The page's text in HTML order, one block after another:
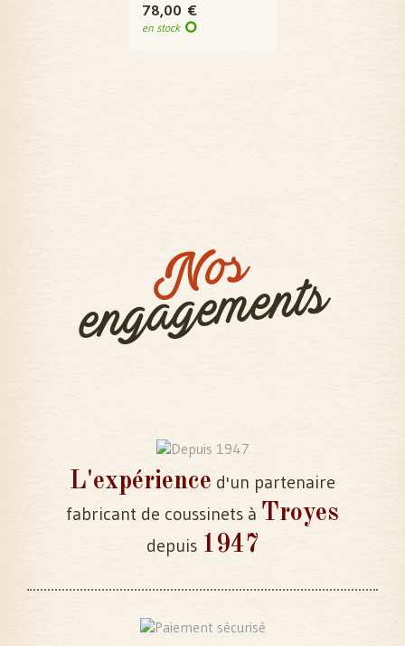
78,00 €
en stock
Nos
engagements
L'expérience d'un partenaire
fabricant de coussinets à Troyes
depuis 1947